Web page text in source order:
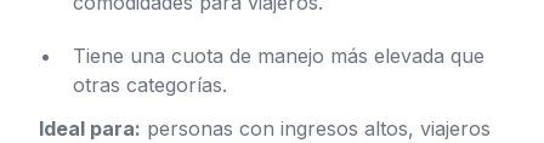
Tiene una cuota de manejo más elevada que
otras categorías.
Ideal para: personas con ingresos altos, viajeros